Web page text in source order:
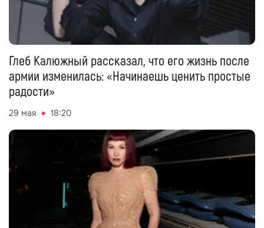
Глеб Калюжный рассказал, что его жизнь после
армии изменилась: «Начинаешь ценить простые
радости»
29 мая 18:20